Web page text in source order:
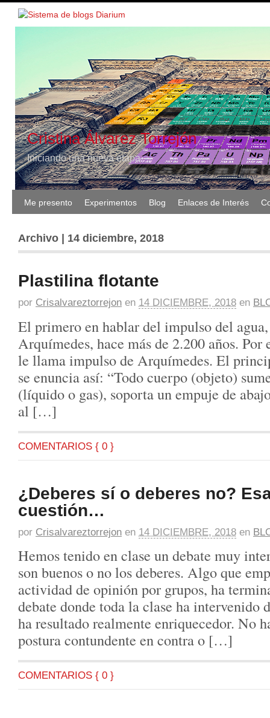
Cristina Álvarez Torrejón
Iniciando una nueva etapa
Me presento Experimentos Blog Enlaces de Interés
Archivo | 14 diciembre, 2018
Plastilina flotante
por Crisalvareztorrejon en 14 DICIEMBRE, 2018 en
El primero en hablar del impulso del
Arquímedes, hace más de 2.200 años. Por
le llama impulso de Arquímedes. El
se enuncia así: “Todo cuerpo (objeto)
(líquido o gas), soporta un empuje de
al […]
COMENTARIOS { 0 }
¿Deberes sí o deberes no?
cuestión…
por Crisalvareztorrejon en 14 DICIEMBRE, 2018 en
Hemos tenido en clase un debate muy
son buenos o no los deberes. Algo que
actividad de opinión por grupos, ha
debate donde toda la clase ha intervenido
ha resultado realmente enriquecedor. No
postura contundente en contra o […]
COMENTARIOS { 0 }